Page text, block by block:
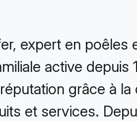
expert en poêles
active depuis
grâce à
et services.